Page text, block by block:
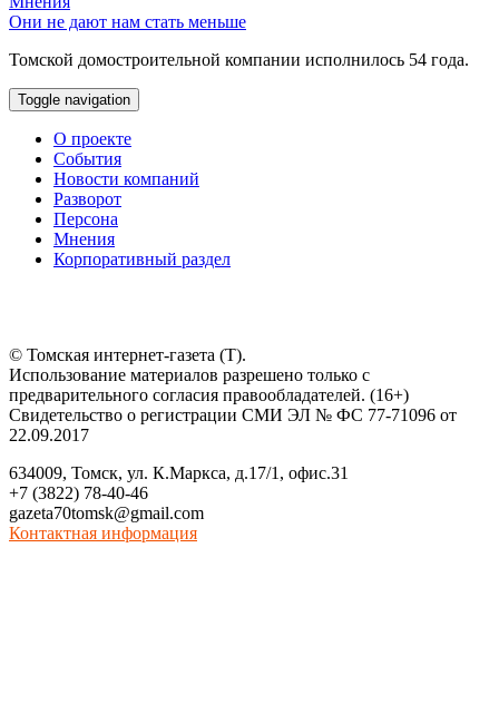
Они не дают нам стать меньше
Томской домостроительной компании исполнилось 54 года.
Toggle navigation
О проекте
События
Новости компаний
Разворот
Персона
Мнения
Корпоративный раздел
© Томская интернет-газета (Т).
Использование материалов разрешено только с
предварительного согласия правообладателей. (16+)
Свидетельство о регистрации СМИ ЭЛ № ФС 77-71096 от
22.09.2017
634009, Томск, ул. К.Маркса, д.17/1, офис.31
+7 (3822) 78-40-46
gazeta70tomsk@gmail.com
Контактная информация